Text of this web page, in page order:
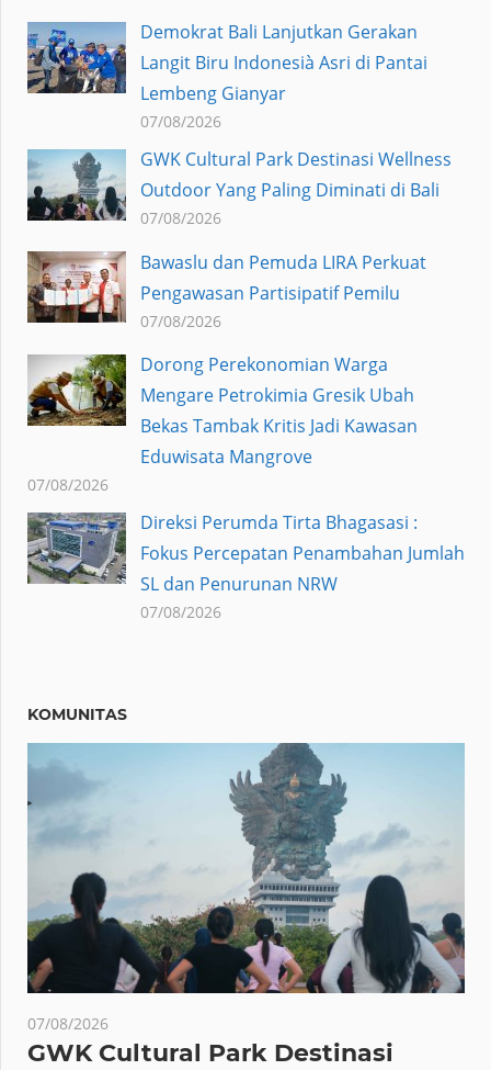
Demokrat Bali Lanjutkan Gerakan
Langit Biru Indonesià Asri di Pantai
Lembeng Gianyar
07/08/2026
GWK Cultural Park Destinasi Wellness
Outdoor Yang Paling Diminati di Bali
07/08/2026
Bawaslu dan Pemuda LIRA Perkuat
Pengawasan Partisipatif Pemilu
07/08/2026
Dorong Perekonomian Warga
Mengare Petrokimia Gresik Ubah
Bekas Tambak Kritis Jadi Kawasan
Eduwisata Mangrove
07/08/2026
Direksi Perumda Tirta Bhagasasi :
Fokus Percepatan Penambahan Jumlah
SL dan Penurunan NRW
07/08/2026
KOMUNITAS
07/08/2026
GWK Cultural Park Destinasi